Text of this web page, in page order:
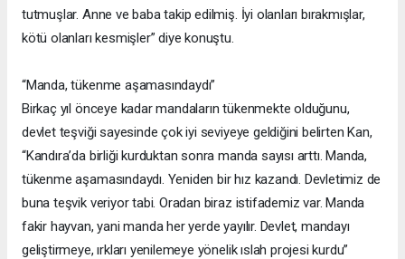
tutmuşlar. Anne ve baba takip edilmiş. İyi olanları bırakmışlar,
kötü olanları kesmişler” diye konuştu.
“Manda, tükenme aşamasındaydı”
Birkaç yıl önceye kadar mandaların tükenmekte olduğunu,
devlet teşviği sayesinde çok iyi seviyeye geldiğini belirten Kan,
“Kandıra’da birliği kurduktan sonra manda sayısı arttı. Manda,
tükenme aşamasındaydı. Yeniden bir hız kazandı. Devletimiz de
buna teşvik veriyor tabi. Oradan biraz istifademiz var. Manda
fakir hayvan, yani manda her yerde yayılır. Devlet, mandayı
geliştirmeye, ırkları yenilemeye yönelik ıslah projesi kurdu”